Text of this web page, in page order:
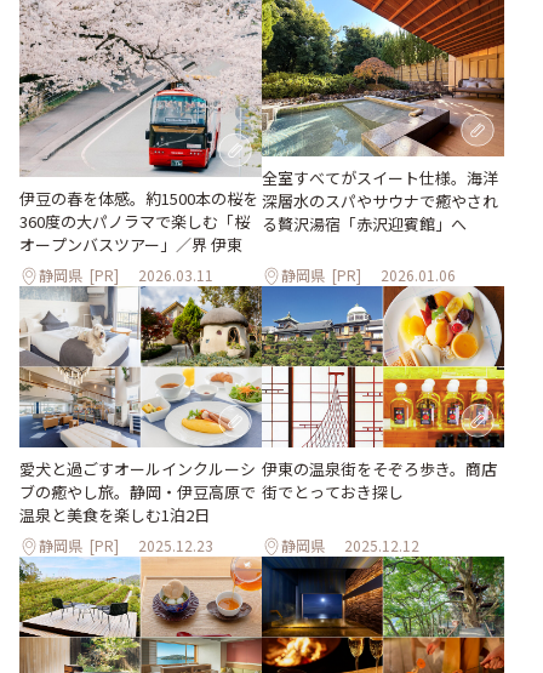
伊豆の春を体感。約1500本の桜を
360度の大パノラマで楽しむ「桜
オープンバスツアー」／界 伊東
静岡県 [PR] 2026.03.11
全室すべてがスイート仕様。海洋
深層水のスパやサウナで癒やされ
る贅沢湯宿「赤沢迎賓館」へ
静岡県 [PR] 2026.01.06
愛犬と過ごすオールインクルーシ
ブの癒やし旅。静岡・伊豆高原で
温泉と美食を楽しむ1泊2日
静岡県 [PR] 2025.12.23
伊東の温泉街をそぞろ歩き。商店
街でとっておき探し
静岡県 2025.12.12